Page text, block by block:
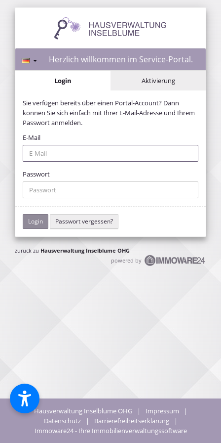
Herzlich willkommen im Service-Portal.
Login Aktivierung
Sie verfügen bereits über einen Portal-Account? Dann
können Sie sich einfach mit Ihrer E-Mail-Adresse und Ihrem
Passwort anmelden.
E-Mail
Passwort
Passwort vergessen?
zurück zu Hausverwaltung Inselblume OHG
powered by
Hausverwaltung Inselblume OHG | Impressum
|
Datenschutz
| Barrierefreiheitserklärung
|
Immoware24 - Ihre Immobilienverwaltungssoftware